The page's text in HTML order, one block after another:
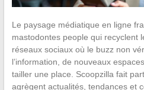
Le paysage médiatique en ligne
mastodontes people qui recyclent
réseaux sociaux où le buzz non
l’information, de nouveaux
tailler une place. Scoopzilla fait
agrègent actualités, tendances et